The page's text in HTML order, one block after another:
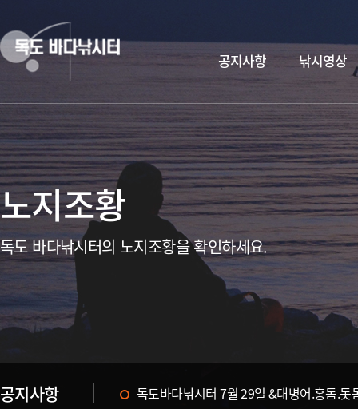
공지사항 낚시영상
노지조황
독도 바다낚시터의 노지조황을 확인하세요.
공지사항
독도바다낚시터 & 휴무공지&